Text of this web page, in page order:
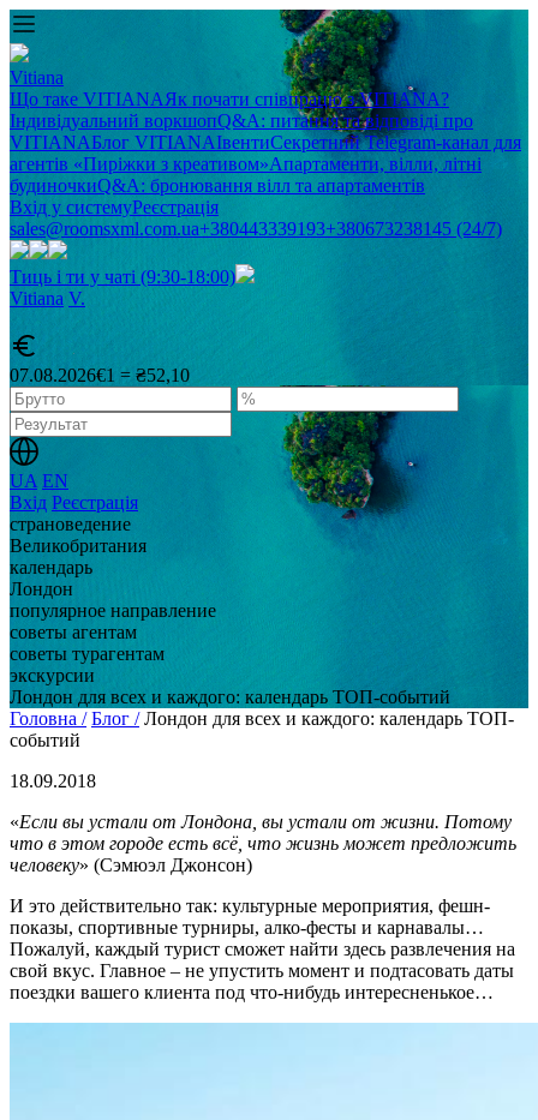
Vitiana
Що таке VITIANAЯк почати співпрацю з VITIANA?
Індивідуальний воркшопQ&A: питання та відповіді про
VITIANAБлог VITIANAІвентиСекретний Telegram-канал для
агентів «Пиріжки з креативом»Апартаменти, вілли, літні
будиночкиQ&A: бронювання вілл та апартаментів
Вхід у системуРеєстрація
sales@roomsxml.com.ua+380443339193+380673238145 (24/7)
Тиць і ти у чаті (9:30-18:00)
Vitiana V.
07.08.2026€1 = ₴52,10
UA EN
Вхід Реєстрація
cтрановедение
Великобритания
календарь
Лондон
популярное направление
советы агентам
советы турагентам
экскурсии
Лондон для всех и каждого: календарь ТОП-событий
Головна / Блог / Лондон для всех и каждого: календарь ТОП-
событий
18.09.2018
«Если вы устали от Лондона, вы устали от жизни. Потому
что в этом городе есть всё, что жизнь может предложить
человеку» (Сэмюэл Джонсон)
И это действительно так: культурные мероприятия, фешн-
показы, спортивные турниры, алко-фесты и карнавалы…
Пожалуй, каждый турист сможет найти здесь развлечения на
свой вкус. Главное – не упустить момент и подтасовать даты
поездки вашего клиента под что-нибудь интересненькое…